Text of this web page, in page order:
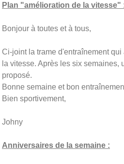
Plan "amélioration de la vitesse"
Bonjour à toutes et à tous,
Ci-joint la trame d'entraînement
la vitesse. Après les six semaines,
proposé.
Bonne semaine et bon
Bien sportivement,
Johny
Anniversaires de la semaine :